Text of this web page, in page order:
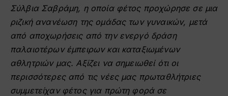
Σύλβια Σαβράμη, η οποία φέτος προχώρησε σε μια
ριζική ανανέωση της ομάδας των γυναικών, μετά
από αποχωρήσεις από την ενεργό δράση
παλαιοτέρων έμπειρων και καταξιωμένων
αθλητριών μας. Αξίζει να σημειωθεί ότι οι
περισσότερες από τις νέες μας πρωταθλήτριες
συμμετείχαν φέτος για πρώτη φορά σε